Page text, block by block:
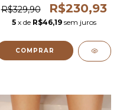
R$329,90 R$230,93
5 x de R$46,19 sem juros
COMPRAR